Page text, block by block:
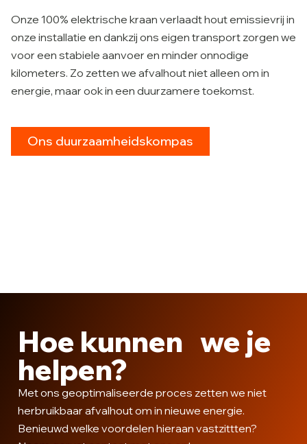
Onze 100% elektrische kraan verlaadt hout emissievrij in
onze installatie en dankzij ons eigen transport zorgen we
voor een stabiele aanvoer en minder onnodige
kilometers. Zo zetten we afvalhout niet alleen om in
energie, maar ook in een duurzamere toekomst.
Ons duurzaamheidskompas
Hoe kunnen we je
helpen?
Met ons geoptimaliseerde proces zetten we niet
herbruikbaar afvalhout om in nieuwe energie.
Benieuwd welke voordelen hieraan vastzittten?